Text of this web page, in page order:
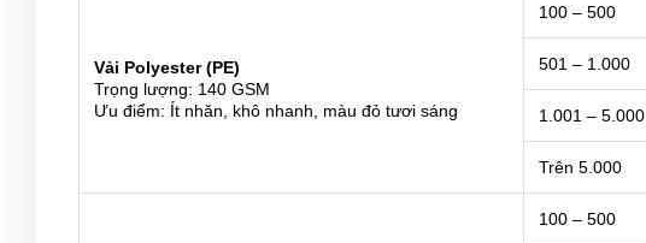
Vải Polyester (PE)
Trọng lượng: 140 GSM
Ưu điểm: Ít nhăn, khô nhanh, màu đỏ tươi sáng
100 – 500
501 – 1.000
1.001 – 5.000
Trên 5.000
100 – 500